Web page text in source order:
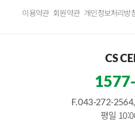
이용약관 회원약관 개인정보처리방
CS
F. 043-272-
평일